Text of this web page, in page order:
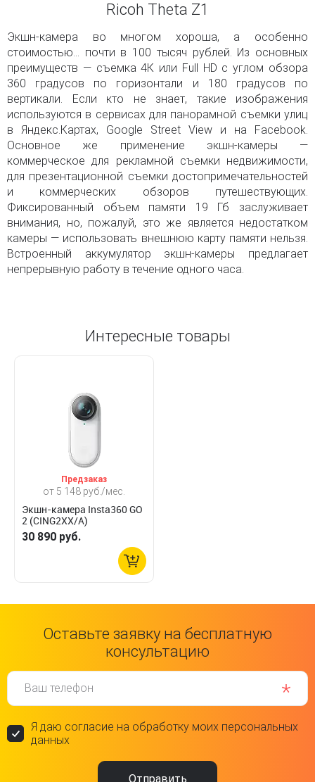
Ricoh Theta Z1
Экшн-камера во многом хороша, а особенно
стоимостью… почти в 100 тысяч рублей. Из основных
преимуществ — съемка 4К или Full HD с углом обзора
360 градусов по горизонтали и 180 градусов по
вертикали. Если кто не знает, такие изображения
используются в сервисах для панорамной съемки улиц
в Яндекс.Картах, Google Street View и на Facebook.
Основное же применение экшн-камеры —
коммерческое для рекламной съемки недвижимости,
для презентационной съемки достопримечательностей
и коммерческих обзоров путешествующих.
Фиксированный объем памяти 19 Гб заслуживает
внимания, но, пожалуй, это же является недостатком
камеры — использовать внешнюю карту памяти нельзя.
Встроенный аккумулятор экшн-камеры предлагает
непрерывную работу в течение одного часа.
Интересные товары
от 5 148 руб./мес.
Предзаказ
Экшн-камера Insta360 GO
2 (CING2XX/A)
30 890 руб.
Оставьте заявку на бесплатную
консультацию
Ваш телефон
Я даю согласие на обработку моих персональных
данных